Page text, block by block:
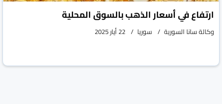
ارتفاع في أسعار الذهب بالسوق المحلية
وكالة سانا السورية سوريا 22 أيار 2025